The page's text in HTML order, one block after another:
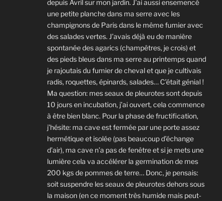
depuis Avril sur mon jardin. J’ai aussi ensemencé
une petite planche dans ma serre avec les
champignons de Paris dans le même fumier avec
des salades vertes. J’avais déjà eu de manière
spontanée des agarics (champêtres, je crois) et
des pieds bleus dans ma serre au printemps quand
je rajoutais du fumier de cheval et que je cultivais
radis, roquettes, épinards, salades… C’était génial !
Ma question: mes seaux de pleurotes sont depuis
10 jours en incubation, j’ai ouvert, cela commence
à être bien blanc. Pour la phase de fructification,
j’hésite: ma cave est fermée par une porte assez
hermétique et isolée (pas beaucoup d’échange
d’air), ma cave n’a pas de fenêtre et si je mets une
lumière cela va accélérer la germination de mes
200 kgs de pommes de terre… Donc, je pensais:
soit suspendre les seaux de pleurotes dehors sous
la maison (en ce moment très humide mais peut-